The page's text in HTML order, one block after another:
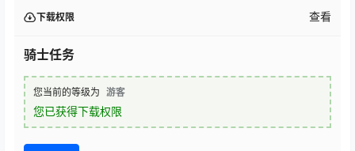
下载权限 查看
骑士任务
您当前的等级为 游客
您已获得下载权限